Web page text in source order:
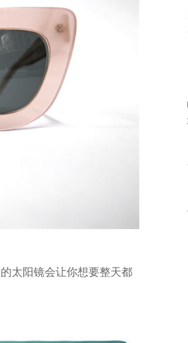
太阳镜会让你想要整天都